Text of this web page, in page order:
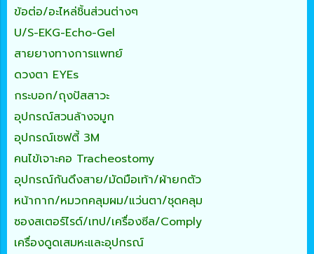
ข้อต่อ/อะไหล่ชิ้นส่วนต่างๆ
U/S-EKG-Echo-Gel
สายยางทางการแพทย์
ดวงตา EYEs
กระบอก/ถุงปัสสาวะ
อุปกรณ์สวนล้างจมูก
อุปกรณ์เซฟตี้ 3M
คนไข้เจาะคอ Tracheostomy
อุปกรณ์กันดึงสาย/มัดมือเท้า/ผ้ายกตัว
หน้ากาก/หมวกคลุมผม/แว่นตา/ชุดคลุม
ซองสเตอร์ไรด์/เทป/เครื่องซีล/Comply
เครื่องดูดเสมหะและอุปกรณ์